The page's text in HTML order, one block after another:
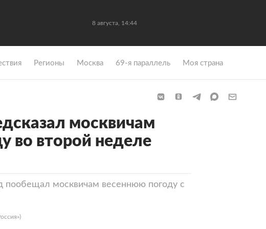
8 августа, 14:44
Регионы Москва 69-я параллель Моя страна
москвичам
во второй неделе
пообещал москвичам весеннюю погоду с